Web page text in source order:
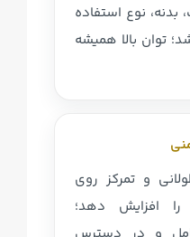
بدنه، نوع استفاده
توان بالا همیشه
و تمرکز روی
افزایش دهد؛